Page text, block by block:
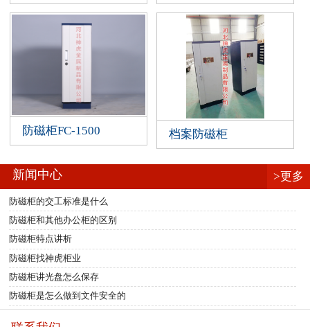
防磁柜FC-1500 档案防磁柜
新闻中心 >更多
防磁柜的交工标准是什么
防磁柜和其他办公柜的区别
防磁柜特点讲析
防磁柜找神虎柜业
防磁柜讲光盘怎么保存
防磁柜是怎么做到文件安全的